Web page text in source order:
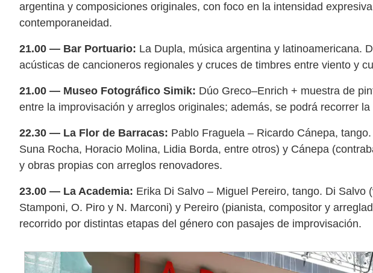
argentina y composiciones originales, con foco en la intensidad
contemporaneidad.
21.00 — Bar Portuario: La Dupla, música argentina y latinoamericana.
acústicas de cancioneros regionales y cruces de timbres entre viento y
21.00 — Museo Fotográfico Simik: Dúo Greco–Enrich + muestra de
entre la improvisación y arreglos originales; además, se podrá recorrer
22.30 — La Flor de Barracas: Pablo Fraguela – Ricardo Cánepa,
Suna Rocha, Horacio Molina, Lidia Borda, entre otros) y Cánepa
y obras propias con arreglos renovadores.
23.00 — La Academia: Erika Di Salvo – Miguel Pereiro, tango. Di
Stamponi, O. Piro y N. Marconi) y Pereiro (pianista, compositor y
recorrido por distintas etapas del género con pasajes de improvisación.